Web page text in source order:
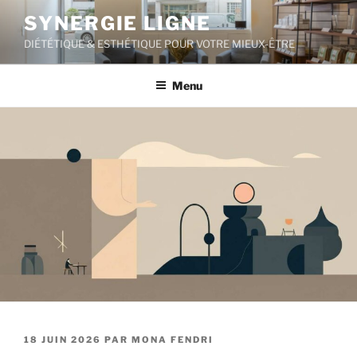
contenu
principal
SYNERGIE LIGNE
DIÉTÉTIQUE & ESTHÉTIQUE POUR VOTRE MIEUX-ÊTRE
Menu
PUBLIÉ
18 JUIN 2026 PAR MONA FENDRI